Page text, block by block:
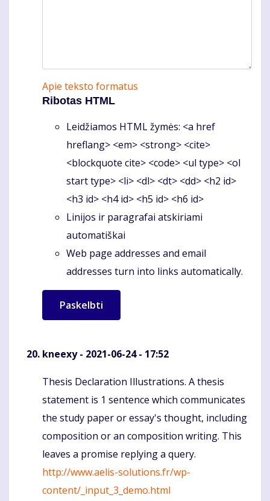
Apie teksto formatus
Ribotas HTML
Leidžiamos HTML žymės: <a href
hreflang> <em> <strong> <cite>
<blockquote cite> <code> <ul type> <ol
start type> <li> <dl> <dt> <dd> <h2 id>
<h3 id> <h4 id> <h5 id> <h6 id>
Linijos ir paragrafai atskiriami
automatiškai
Web page addresses and email
addresses turn into links automatically.
kneexy- 2021-06-24 - 17:52
Komentaras
Thesis Declaration Illustrations. A thesis
statement is 1 sentence which communicates
the study paper or essay's thought, including
composition or an composition writing. This
leaves a promise replying a query.
http://www.aelis-solutions.fr/wp-
content/_input_3_demo.html